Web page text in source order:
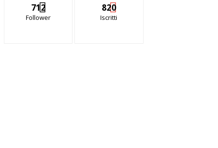
712
Follower
820
Iscritti